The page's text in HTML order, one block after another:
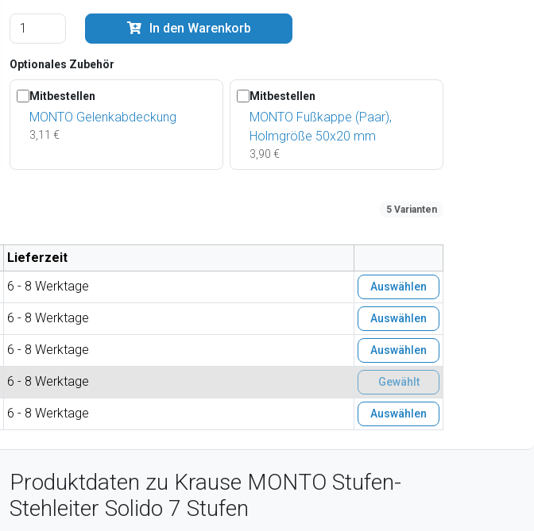
In den Warenkorb
Optionales Zubehör
Mitbestellen
MONTO Gelenkabdeckung
3,11 €
Mitbestellen
MONTO Fußkappe (Paar),
Holmgröße 50x20 mm
3,90 €
5 Varianten
Lieferzeit
6 - 8 Werktage Auswählen
6 - 8 Werktage Auswählen
6 - 8 Werktage Auswählen
6 - 8 Werktage Gewählt
6 - 8 Werktage Auswählen
Produktdaten zu Krause MONTO Stufen-
Stehleiter Solido 7 Stufen